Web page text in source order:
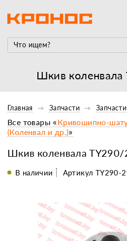
Шкив
Главная Запчасти
Шкив коленвала TY290/
Все товары «Кривошипно-
(Коленвал и др.)»
В наличии Артикул TY290-